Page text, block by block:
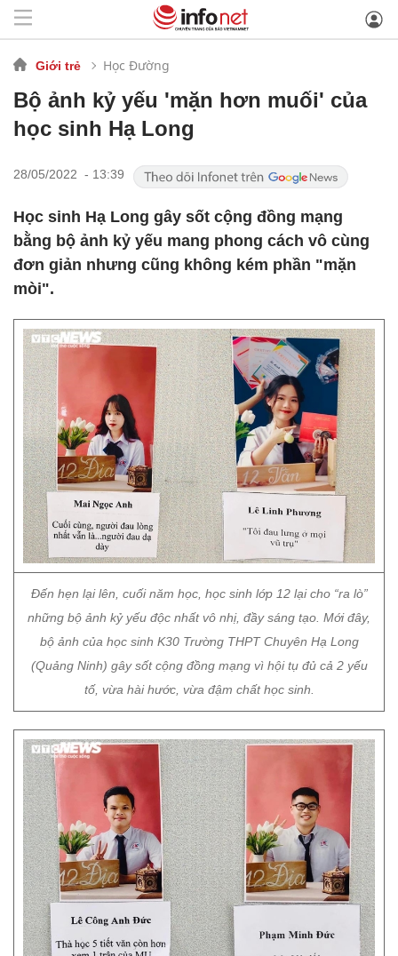
Giới trẻ Học Đường
Bộ ảnh kỷ yếu 'mặn hơn muối' của
học sinh Hạ Long
28/05/2022 - 13:39
Học sinh Hạ Long gây sốt cộng đồng mạng
bằng bộ ảnh kỷ yếu mang phong cách vô cùng
đơn giản nhưng cũng không kém phần "mặn
mòi".
Đến hẹn lại lên, cuối năm học, học sinh lớp 12 lại cho “ra lò”
những bộ ảnh kỷ yếu độc nhất vô nhị, đầy sáng tạo. Mới đây,
bộ ảnh của học sinh K30 Trường THPT Chuyên Hạ Long
(Quảng Ninh) gây sốt cộng đồng mạng vì hội tụ đủ cả 2 yếu
tố, vừa hài hước, vừa đậm chất học sinh.